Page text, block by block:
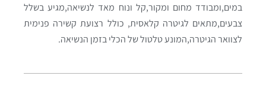
במים,ומבודד מחום ומקור,קל ונוח מאד לנשיאה,מגיע בשלל
צבעים,מתאים לגיטרה קלאסית, כולל רצועת קשירה פנימית
לצוואר הגיטרה,המונע טלטול של הכלי בזמן הנשיאה.